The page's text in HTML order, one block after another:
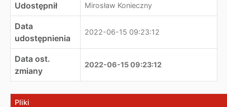
Udostępnił Mirosław Konieczny
Data
udostępnienia
2022-06-15 09:23:12
Data ost.
zmiany
2022-06-15 09:23:12
Pliki